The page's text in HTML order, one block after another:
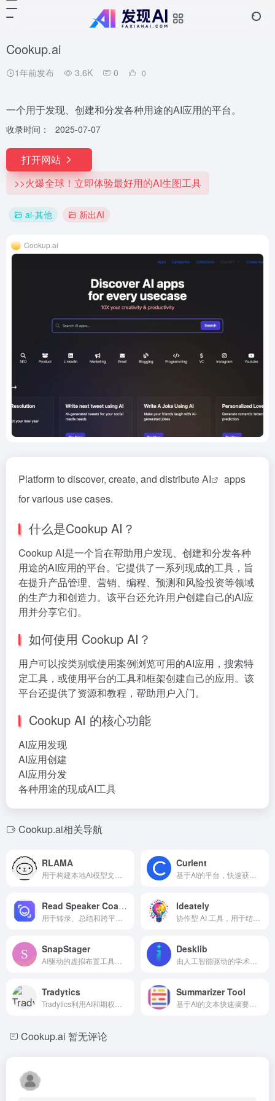
Cookup.ai
1年前发布 3.6K 0 0
一个用于发现、创建和分发各种用途的AI应用的平台。
收录时间： 2025-07-07
打开网站
>>火爆全球！立即体验最好用的AI生图工具
ai-其他 新出AI
Cookup.ai
Platform to discover, create, and distributeAI
apps
for various use cases.
什么是Cookup AI？
Cookup AI是一个旨在帮助用户发现、创建和分发各种
用途的AI应用的平台。它提供了一系列现成的工具，旨
在提升产品管理、营销、编程、预测和风险投资等领域
的生产力和创造力。该平台还允许用户创建自己的AI应
用并分享它们。
如何使用 Cookup AI？
用户可以按类别或使用案例浏览可用的AI应用，搜索特
定工具，或使用平台的工具和框架创建自己的应用。该
平台还提供了资源和教程，帮助用户入门。
Cookup AI 的核心功能
AI应用发现
AI应用创建
AI应用分发
各种用途的现成AI工具
Cookup.ai相关导航
RLAMA Curlent
Read Speaker Coach Ideately
SnapStager Desklib
Tradytics Summarizer Tool
Cookup.ai 暂无评论